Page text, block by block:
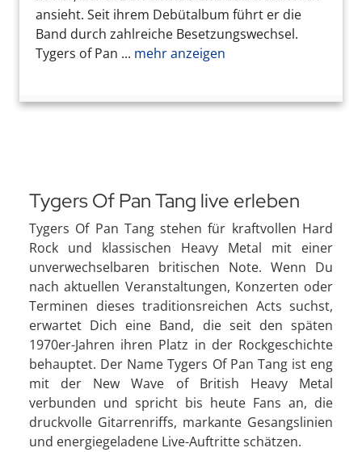
ansieht. Seit ihrem Debütalbum führt er die
Band durch zahlreiche Besetzungswechsel.
Tygers of Pan ... mehr anzeigen
Tygers Of Pan Tang live erleben
Tygers Of Pan Tang stehen für kraftvollen Hard
Rock und klassischen Heavy Metal mit einer
unverwechselbaren britischen Note. Wenn Du
nach aktuellen Veranstaltungen, Konzerten oder
Terminen dieses traditionsreichen Acts suchst,
erwartet Dich eine Band, die seit den späten
1970er-Jahren ihren Platz in der Rockgeschichte
behauptet. Der Name Tygers Of Pan Tang ist eng
mit der New Wave of British Heavy Metal
verbunden und spricht bis heute Fans an, die
druckvolle Gitarrenriffs, markante Gesangslinien
und energiegeladene Live-Auftritte schätzen.